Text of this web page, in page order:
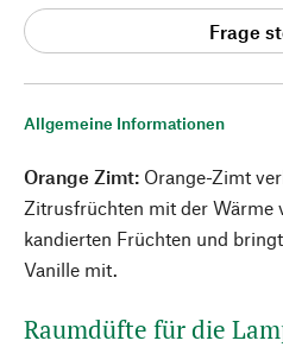
Allgemeine Informationen
Orange Zimt: Orange-Zimt
Zitrusfrüchten mit der Wärme
kandierten Früchten und
Vanille mit.
Raumdüfte für die
Frage